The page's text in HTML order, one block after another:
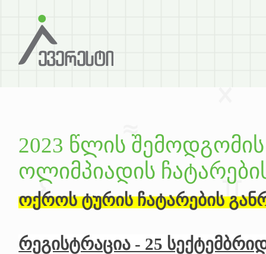
2023 წლის
ოლიმპიადის
ოქროს ტურის ჩატარების
რეგისტრაცია - 25